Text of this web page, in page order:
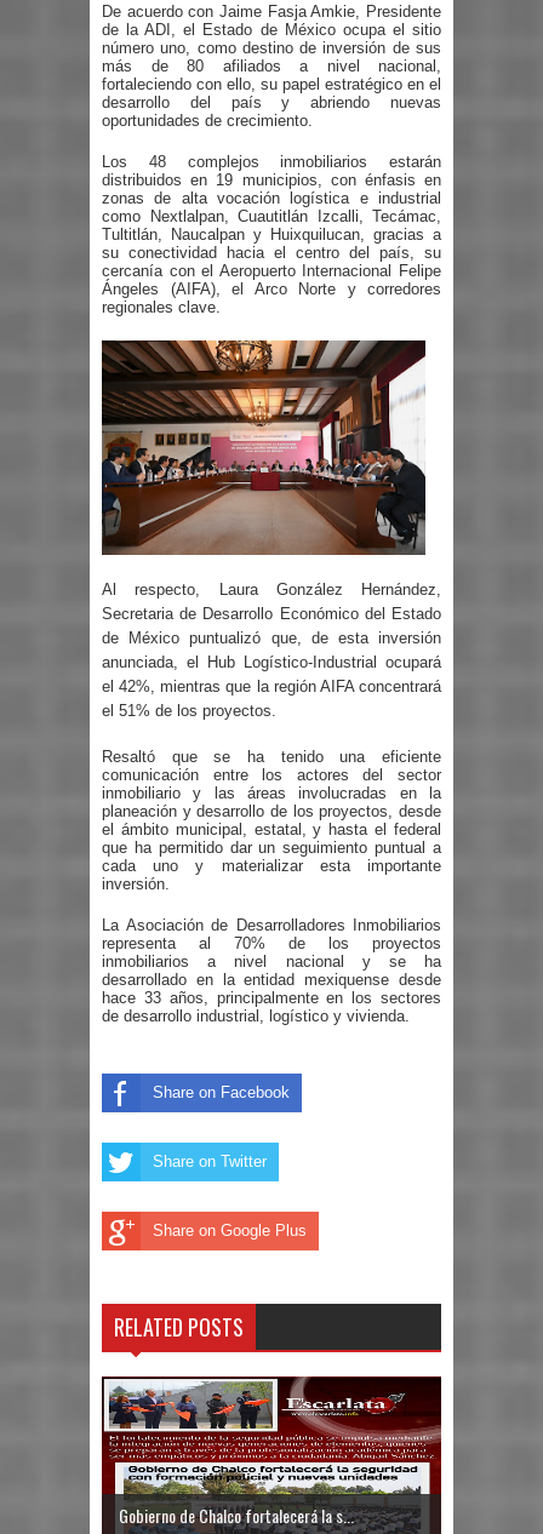
De acuerdo con Jaime Fasja Amkie, Presidente
de la ADI, el Estado de México ocupa el sitio
número uno, como destino de inversión de sus
más de 80 afiliados a nivel nacional,
fortaleciendo con ello, su papel estratégico en el
desarrollo del país y abriendo nuevas
oportunidades de crecimiento.
Los 48 complejos inmobiliarios estarán
distribuidos en 19 municipios, con énfasis en
zonas de alta vocación logística e industrial
como Nextlalpan, Cuautitlán Izcalli, Tecámac,
Tultitlán, Naucalpan y Huixquilucan, gracias a
su conectividad hacia el centro del país, su
cercanía con el Aeropuerto Internacional Felipe
Ángeles (AIFA), el Arco Norte y corredores
regionales clave.
Al respecto, Laura González Hernández,
Secretaria de Desarrollo Económico del Estado
de México puntualizó que, de esta inversión
anunciada, el Hub Logístico-Industrial ocupará
el 42%, mientras que la región AIFA concentrará
el 51% de los proyectos.
Resaltó que se ha tenido una eficiente
comunicación entre los actores del sector
inmobiliario y las áreas involucradas en la
planeación y desarrollo de los proyectos, desde
el ámbito municipal, estatal, y hasta el federal
que ha permitido dar un seguimiento puntual a
cada uno y materializar esta importante
inversión.
La Asociación de Desarrolladores Inmobiliarios
representa al 70% de los proyectos
inmobiliarios a nivel nacional y se ha
desarrollado en la entidad mexiquense desde
hace 33 años, principalmente en los sectores
de desarrollo industrial, logístico y vivienda.
Share on Facebook
Share on Twitter
Share on Google Plus
RELATED POSTS
Gobierno de Chalco fortalecerá la s...